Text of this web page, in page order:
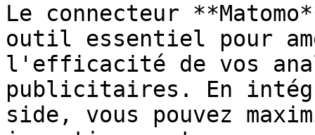
Le connecteur
outil essentiel pour
l'efficacité de vos
publicitaires. En
side, vous pouvez